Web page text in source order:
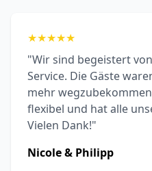
★★★★★
"Wir sind begeistert
Service. Die Gäste
mehr
flexibel und hat alle
Vielen Dank!"
Nicole & Philipp